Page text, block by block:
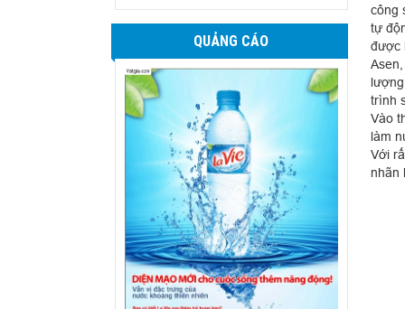
QUẢNG CÁO
công
tự
được
trình
Vào
làm
Với
nhãn